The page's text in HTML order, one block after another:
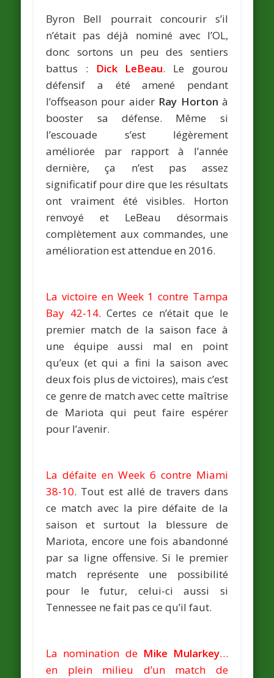
Byron Bell pourrait concourir s’il
n’était pas déjà nominé avec l’OL,
donc sortons un peu des sentiers
battus :
Dick LeBeau. Le gourou
défensif a été amené pendant
l’offseason pour aider Ray Horton à
booster sa défense. Même si
l’escouade s’est légèrement
améliorée par rapport à l’année
dernière, ça n’est pas assez
significatif pour dire que les résultats
ont vraiment été visibles. Horton
renvoyé et LeBeau désormais
complètement aux commandes, une
amélioration est attendue en 2016.
La victoire en Week 1 contre Tampa
Bay 42-14. Certes ce n’était que le
premier match de la saison face à
une équipe aussi mal en point
qu’eux (et qui a fini la saison avec
deux fois plus de victoires), mais c’est
ce genre de match avec cette maîtrise
de Mariota qui peut faire espérer
pour l’avenir.
La défaite en Week 6 contre Miami
38-10. Tout est allé de travers dans
ce match avec la pire défaite de la
saison et surtout la blessure de
Mariota, encore une fois abandonné
par sa ligne offensive. Si le premier
match représente une possibilité
pour le futur, celui-ci aussi si
Tennessee ne fait pas ce qu’il faut.
La nomination de Mike Mularkey…
en plein milieu d’un match de